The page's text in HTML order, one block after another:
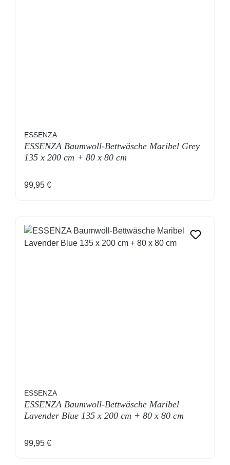
ESSENZA
ESSENZA Baumwoll-Bettwäsche Maribel Grey
135 x 200 cm + 80 x 80 cm
Regulärer Preis:
99,95 €
ESSENZA
ESSENZA Baumwoll-Bettwäsche Maribel
Lavender Blue 135 x 200 cm + 80 x 80 cm
Regulärer Preis:
99,95 €